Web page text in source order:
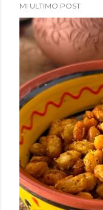
MI ULTIMO POST